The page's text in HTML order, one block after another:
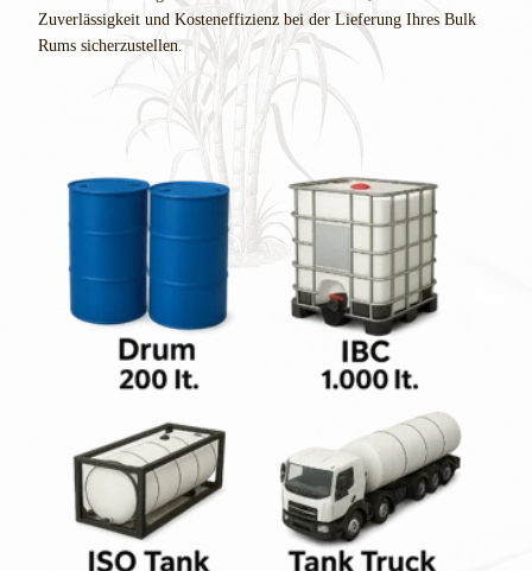
Zuverlässigkeit und Kosteneffizienz bei der Lieferung Ihres Bulk
Rums sicherzustellen.